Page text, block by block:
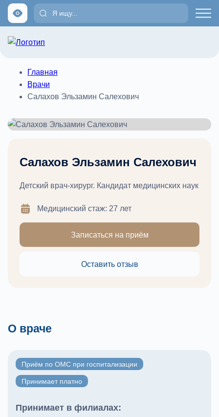
Главная
Врачи
Салахов Эльзамин Салехович
Салахов Эльзамин Салехович
Детский врач-хирург. Кандидат медицинских наук
Медицинский стаж: 27 лет
Записаться на приём
Оставить отзыв
О враче
Принимает в филиалах:
Приём по ОМС при госпитализации
Принимает платно